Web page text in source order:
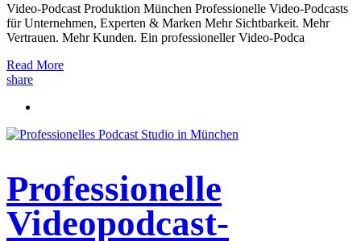
Video-Podcast Produktion München Professionelle Video-Podcasts
für Unternehmen, Experten & Marken Mehr Sichtbarkeit. Mehr
Vertrauen. Mehr Kunden. Ein professioneller Video-Podca
Read More
share
Professionelle
Videopodcast-